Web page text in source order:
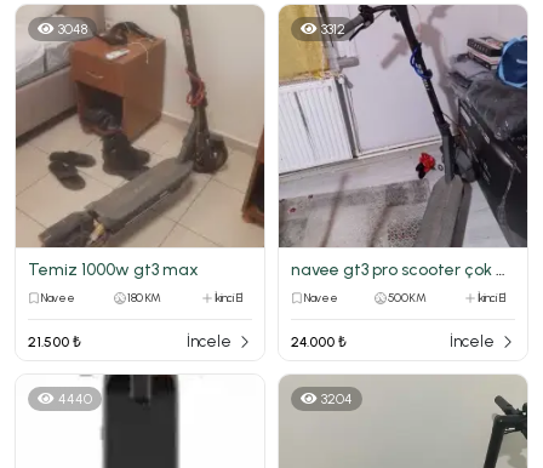
3048
Temiz 1000w gt3 max
Navee 180 KM İkinci El
21.500 ₺ İncele
3312
navee gt3 pro scooter çok acil satılık!!!
Navee 500 KM İkinci El
24.000 ₺ İncele
4440 3204